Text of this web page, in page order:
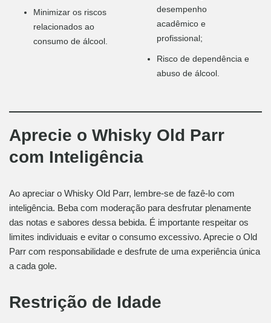
Minimizar os riscos
relacionados ao
consumo de álcool.
desempenho
acadêmico e
profissional;
Risco de dependência e
abuso de álcool.
Aprecie o Whisky Old Parr
com Inteligência
Ao apreciar o Whisky Old Parr, lembre-se de fazê-lo com
inteligência. Beba com moderação para desfrutar plenamente
das notas e sabores dessa bebida. É importante respeitar os
limites individuais e evitar o consumo excessivo. Aprecie o Old
Parr com responsabilidade e desfrute de uma experiência única
a cada gole.
Restrição de Idade